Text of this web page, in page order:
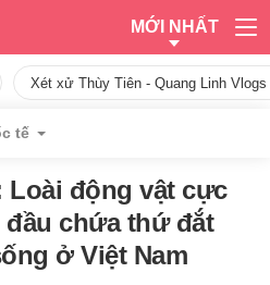
MỚI NHẤT
Xét xử Thùy Tiên - Quang Linh
tế
Loài động vật cực
chứa thứ đắt
ở Việt Nam